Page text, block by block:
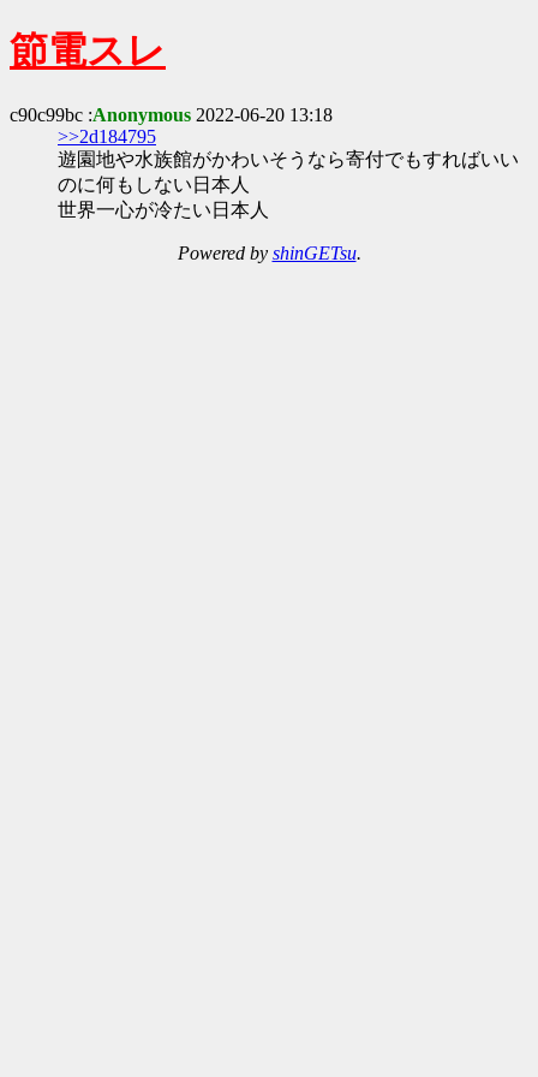
節電スレ
c90c99bc :Anonymous 2022-06-20 13:18
>>2d184795
遊園地や水族館がかわいそうなら寄付でもすればいい
のに何もしない日本人
世界一心が冷たい日本人
Powered by shinGETsu.